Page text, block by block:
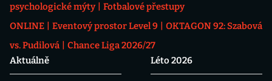
psychologické mýty
Fotbalové přestupy
ONLINE
Eventový prostor Level 9
OKTAGON 92: Szabová
vs. Pudilová
Chance Liga 2026/27
Aktuálně
Léto 2026